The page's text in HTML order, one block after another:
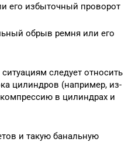
его избыточный проворот
обрыв ремня или его
следует относить
цилиндров (например, из-
в цилиндрах и
и такую банальную